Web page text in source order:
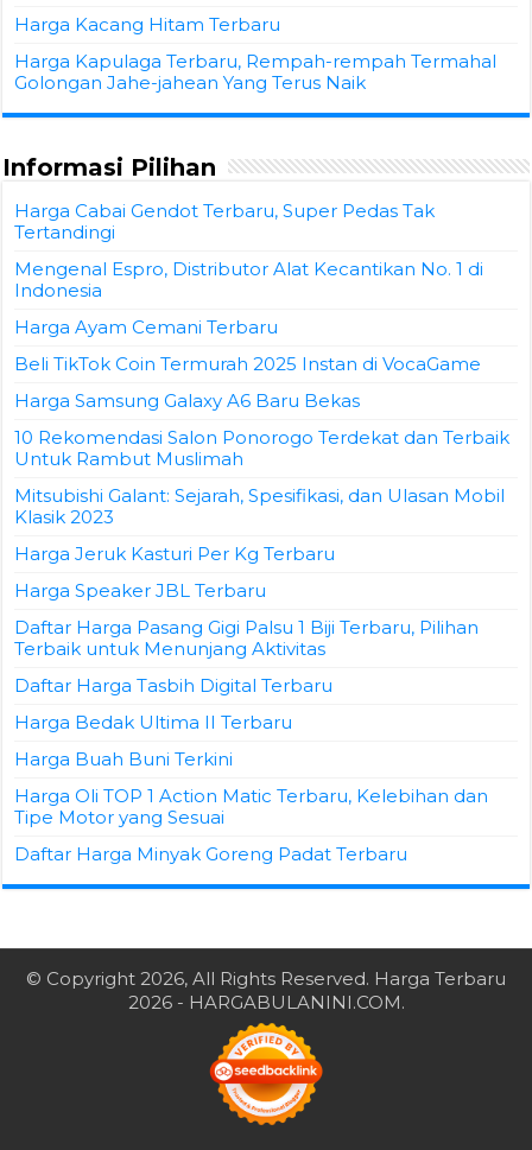
Harga Kacang Hitam Terbaru
Harga Kapulaga Terbaru, Rempah-rempah Termahal
Golongan Jahe-jahean Yang Terus Naik
Informasi Pilihan
Harga Cabai Gendot Terbaru, Super Pedas Tak
Tertandingi
Mengenal Espro, Distributor Alat Kecantikan No. 1 di
Indonesia
Harga Ayam Cemani Terbaru
Beli TikTok Coin Termurah 2025 Instan di VocaGame
Harga Samsung Galaxy A6 Baru Bekas
10 Rekomendasi Salon Ponorogo Terdekat dan Terbaik
Untuk Rambut Muslimah
Mitsubishi Galant: Sejarah, Spesifikasi, dan Ulasan Mobil
Klasik 2023
Harga Jeruk Kasturi Per Kg Terbaru
Harga Speaker JBL Terbaru
Daftar Harga Pasang Gigi Palsu 1 Biji Terbaru, Pilihan
Terbaik untuk Menunjang Aktivitas
Daftar Harga Tasbih Digital Terbaru
Harga Bedak Ultima II Terbaru
Harga Buah Buni Terkini
Harga Oli TOP 1 Action Matic Terbaru, Kelebihan dan
Tipe Motor yang Sesuai
Daftar Harga Minyak Goreng Padat Terbaru
© Copyright 2026, All Rights Reserved. Harga Terbaru
2026- HARGABULANINI.COM.